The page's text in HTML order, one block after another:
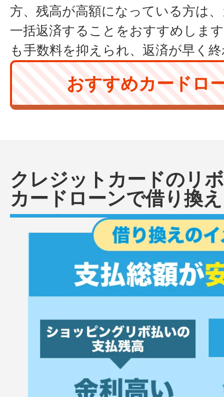
方、残高が高額になっている方は
一括返済することをおすすめしま
も手数料を抑えられ、返済が早く
おすすめカードロ
クレジットカードのリ
カードローンで借り換